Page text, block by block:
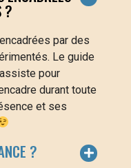
?
par des
Le guide
pour
durant toute
et ses
?